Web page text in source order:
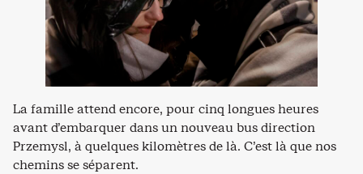
La famille attend encore, pour cinq longues heures
avant d’embarquer dans un nouveau bus direction
Przemysl, à quelques kilomètres de là. C’est là que nos
chemins se séparent.